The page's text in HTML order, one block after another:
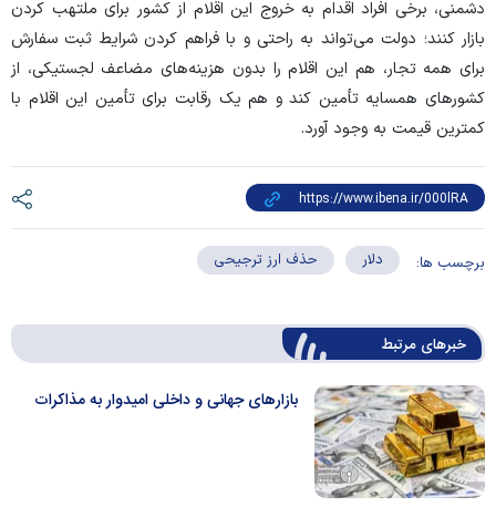
دشمنی، برخی افراد اقدام به خروج این اقلام از کشور برای ملتهب کردن
بازار کنند؛ دولت می‌تواند به راحتی و با فراهم کردن شرایط ثبت سفارش
برای همه تجار، هم این اقلام را بدون هزینه‌های مضاعف لجستیکی، از
کشور‌های همسایه تأمین کند و هم یک رقابت برای تأمین این اقلام با
کمترین قیمت به وجود آورد.
برچسب ها: دلار حذف ارز ترجیحی
خبرهای مرتبط
بازار‌های جهانی و داخلی امیدوار به مذاکرات